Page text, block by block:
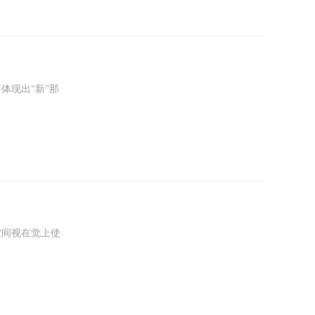
现出“新”那
视在觉上使